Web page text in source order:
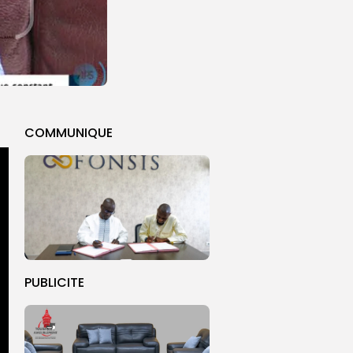
COMMUNIQUE
PUBLICITE